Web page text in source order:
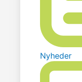
Nyheder